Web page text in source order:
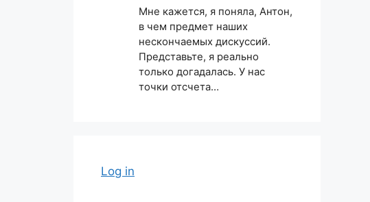
Мне кажется, я поняла, Антон,
в чем предмет наших
нескончаемых дискуссий.
Представьте, я реально
только догадалась. У нас
точки отсчета…
Log in